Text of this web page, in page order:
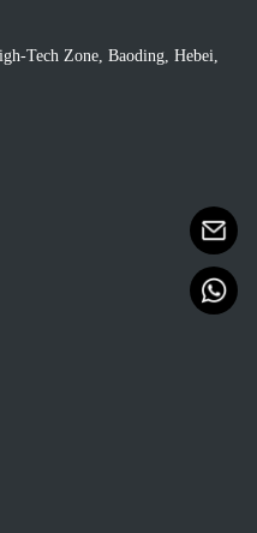
Tech Zone, Baoding, Hebei,